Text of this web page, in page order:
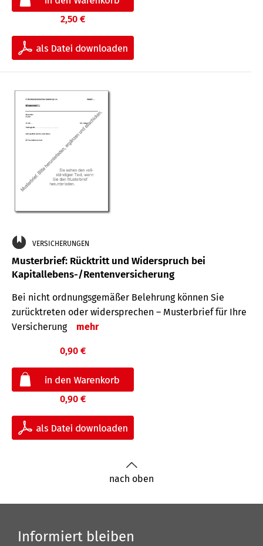
2,50 €
VERSICHERUNGEN
Musterbrief: Rücktritt und Widerspruch bei
Kapitallebens-/Rentenversicherung
Bei nicht ordnungsgemäßer Belehrung können Sie
zurücktreten oder widersprechen – Musterbrief für Ihre
Versicherung
mehr
0,90 €
0,90 €
nach oben
Informiert bleiben